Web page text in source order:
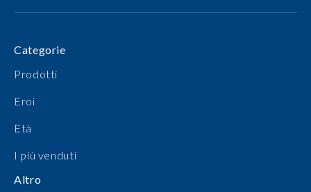
Categorie
Prodotti
Eroi
Età
I più venduti
Altro